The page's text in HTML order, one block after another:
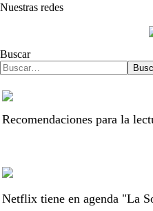
Nuestras redes
Buscar
Recomendaciones para la
Netflix tiene en agenda "La